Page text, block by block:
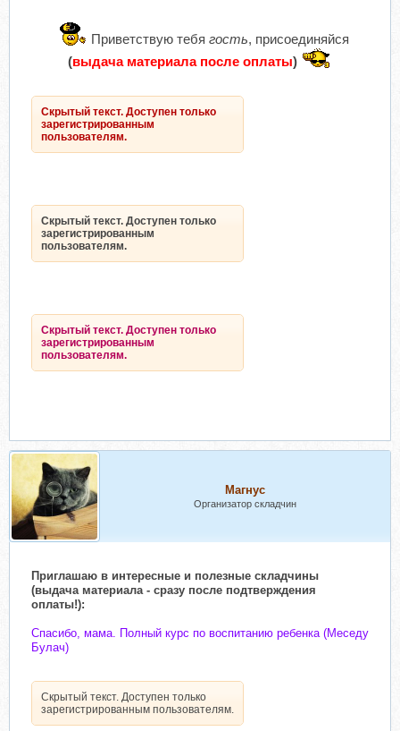
Приветствую тебя гость, присоединяйся
(выдача материала после оплаты)
Скрытый текст. Доступен только
зарегистрированным
пользователям.
Скрытый текст. Доступен только
зарегистрированным
пользователям.
Скрытый текст. Доступен только
зарегистрированным
пользователям.
Магнус
Организатор складчин
Приглашаю в интересные и полезные складчины
(выдача материала - сразу после подтверждения
оплаты!):
Спасибо, мама. Полный курс по воспитанию ребенка (Меседу
Булач)
Скрытый текст. Доступен только
зарегистрированным пользователям.